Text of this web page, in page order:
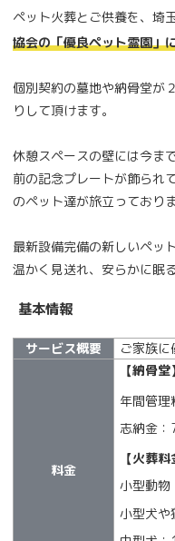
ペット火葬とご供養を、埼
協会の「優良ペット霊園」
個別契約の墓地や納骨堂が
りして頂けます。
休憩スペースの壁には今ま
前の記念プレートが飾られ
のペット達が旅立っておりま
最新設備完備の新しいペッ
温かく見送れ、安らかに眠
基本情報
サービス概要 ご家族
料金
【納骨堂】
年間管
志納金
【火葬料
小型動
小型犬